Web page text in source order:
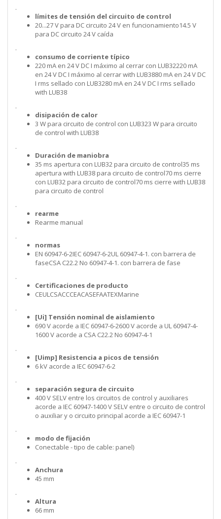
.
límites de tensión del circuito de control
20...27 V para DC circuito 24 V en funcionamiento14.5 V
para DC circuito 24 V caída
.
consumo de corriente típico
220 mA en 24 V DC I máximo al cerrar con LUB32220 mA
en 24 V DC I máximo al cerrar with LUB3880 mA en 24 V DC
I rms sellado con LUB3280 mA en 24 V DC I rms sellado
with LUB38
.
disipación de calor
3 W para circuito de control con LUB323 W para circuito
de control with LUB38
.
Duración de maniobra
35 ms apertura con LUB32 para circuito de control35 ms
apertura with LUB38 para circuito de control70 ms cierre
con LUB32 para circuito de control70 ms cierre with LUB38
para circuito de control
.
rearme
Rearme manual
.
normas
EN 60947-6-2IEC 60947-6-2UL 60947-4-1. con barrera de
faseCSA C22.2 No 60947-4-1. con barrera de fase
.
Certificaciones de producto
CEULCSACCCEACASEFAATEXMarine
.
[Ui] Tensión nominal de aislamiento
690 V acorde a IEC 60947-6-2600 V acorde a UL 60947-4-
1600 V acorde a CSA C22.2 No 60947-4-1
.
[Uimp] Resistencia a picos de tensión
6 kV acorde a IEC 60947-6-2
.
separación segura de circuito
400 V SELV entre los circuitos de control y auxiliares
acorde a IEC 60947-1400 V SELV entre o circuito de control
o auxiliar y o circuito principal acorde a IEC 60947-1
.
modo de fijación
Conectable - tipo de cable: panel)
.
Anchura
45 mm
.
Altura
66 mm